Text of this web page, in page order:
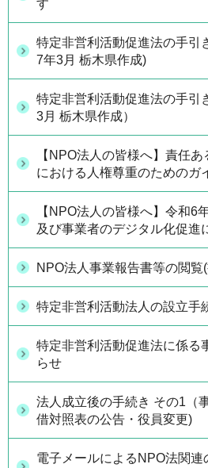
す
特定非営利活動促進法の手引
7年3月 栃木県作成)
特定非営利活動促進法の手引
3月 栃木県作成）
【NPO法人の皆様へ】責任
における人権尊重のためのガ
【NPO法人の皆様へ】令和6
及び事業者のデジタル化促進
NPO法人事業報告書等の閲覧
特定非営利活動法人の設立手
特定非営利活動促進法に係る
らせ
法人成立後の手続き その1（
借対照表の公告・役員変更)
電子メールによるNPO法関